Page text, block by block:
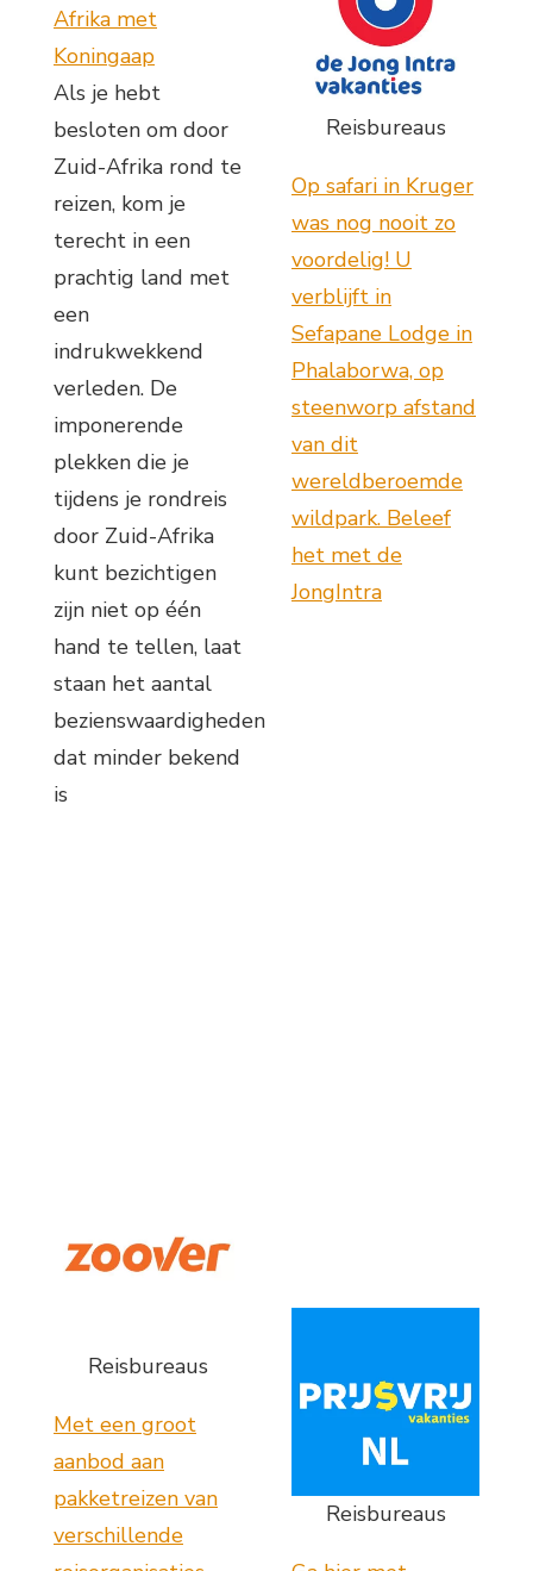
Afrika met
Koningaap
Als je hebt
besloten om door
Zuid-Afrika rond te
reizen, kom je
terecht in een
prachtig land met
een
indrukwekkend
verleden. De
imponerende
plekken die je
tijdens je rondreis
door Zuid-Afrika
kunt bezichtigen
zijn niet op één
hand te tellen, laat
staan het aantal
bezienswaardigheden
dat minder bekend
is
Reisbureaus
Op safari in Kruger
was nog nooit zo
voordelig! U
verblijft in
Sefapane Lodge in
Phalaborwa, op
steenworp afstand
van dit
wereldberoemde
wildpark. Beleef
het met de
JongIntra
Reisbureaus
Met een groot
aanbod aan
pakketreizen van
verschillende
Reisbureaus